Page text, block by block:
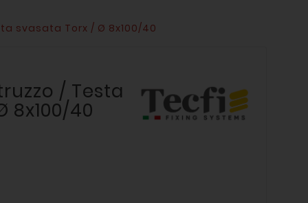
svasata Torx / Ø 8x100/40
/ Testa
8x100/40